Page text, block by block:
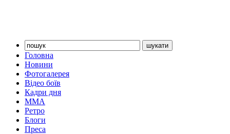
Головна
Новини
Фотогалерея
Відео боїв
Кадри дня
ММА
Ретро
Блоги
Преса